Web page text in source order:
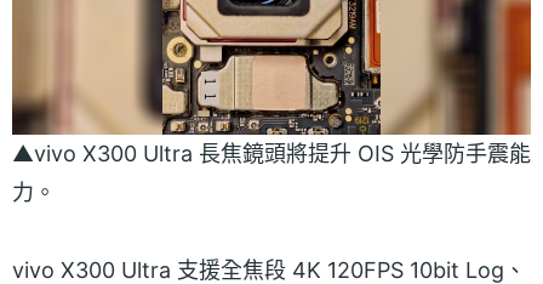
▲vivo X300 Ultra 長焦鏡頭將提升 OIS 光學防手震能
力。
vivo X300 Ultra 支援全焦段 4K 120FPS 10bit Log、